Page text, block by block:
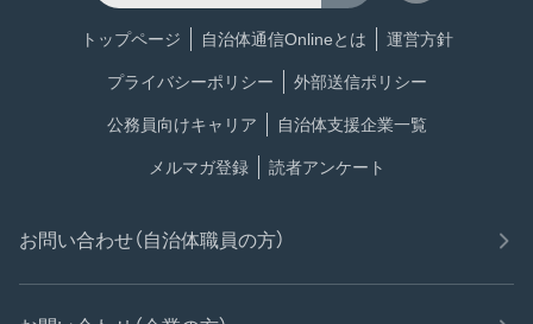
トップページ 自治体通信Onlineとは 運営方針
プライバシーポリシー 外部送信ポリシー
公務員向けキャリア 自治体支援企業一覧
メルマガ登録 読者アンケート
お問い合わせ（自治体職員の方）